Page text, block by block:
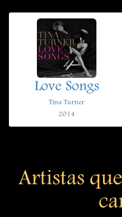
Love Songs
Tina Turner
2014
Artistas